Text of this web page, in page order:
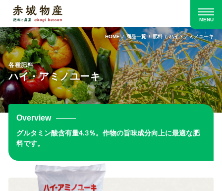
HOME 商品一覧 肥料 ハイ・アミノユーキ
各種肥料
ハイ・アミノユーキ
Overview
グルタミン酸含有量4.3％。作物の旨味成分向上に最適な肥
料です。